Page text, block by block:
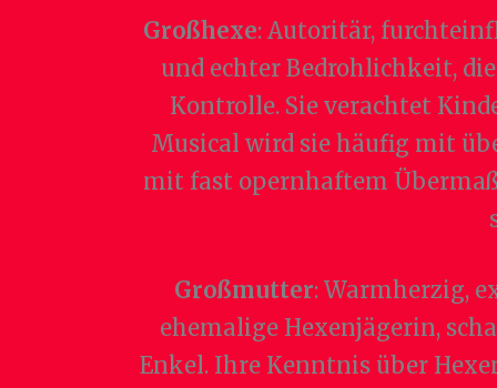
Großhexe: Autoritär,
und echter Bedrohlichkeit,
Kontrolle. Sie verachtet
Musical wird sie häufig mit
mit fast opernhaftem
Großmutter: Warmherzig,
ehemalige Hexenjägerin,
Enkel. Ihre Kenntnis über